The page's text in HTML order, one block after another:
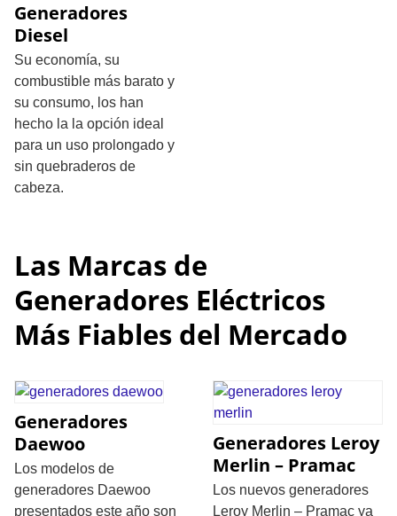
Generadores
Diesel
Su economía, su
combustible más barato y
su consumo, los han
hecho la la opción ideal
para un uso prolongado y
sin quebraderos de
cabeza.
Las Marcas de
Generadores Eléctricos
Más Fiables del Mercado
Generadores
Daewoo
Los modelos de
generadores Daewoo
presentados este año son
Generadores Leroy
Merlin – Pramac
Los nuevos generadores
Leroy Merlin – Pramac ya